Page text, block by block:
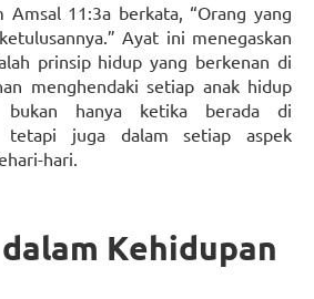
Amsal 11:3a berkata, “Orang yang
Ayat ini menegaskan
prinsip hidup yang berkenan di
menghendaki setiap anak hidup
bukan hanya ketika berada di
tetapi juga dalam setiap aspek
hari.
Kehidupan